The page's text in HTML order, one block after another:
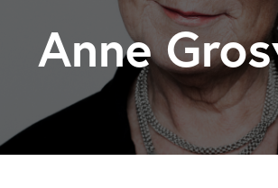
Anne